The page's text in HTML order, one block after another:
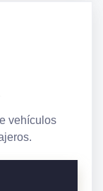
vehículos